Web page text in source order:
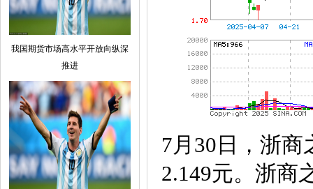
我国期货市场高水平开放向纵深
推进
7月30日，浙商
2.149元。浙商